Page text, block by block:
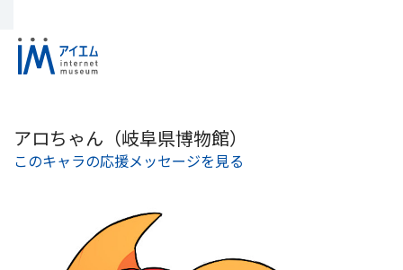
アロちゃん（岐阜県博物館）
このキャラの応援メッセージを見る